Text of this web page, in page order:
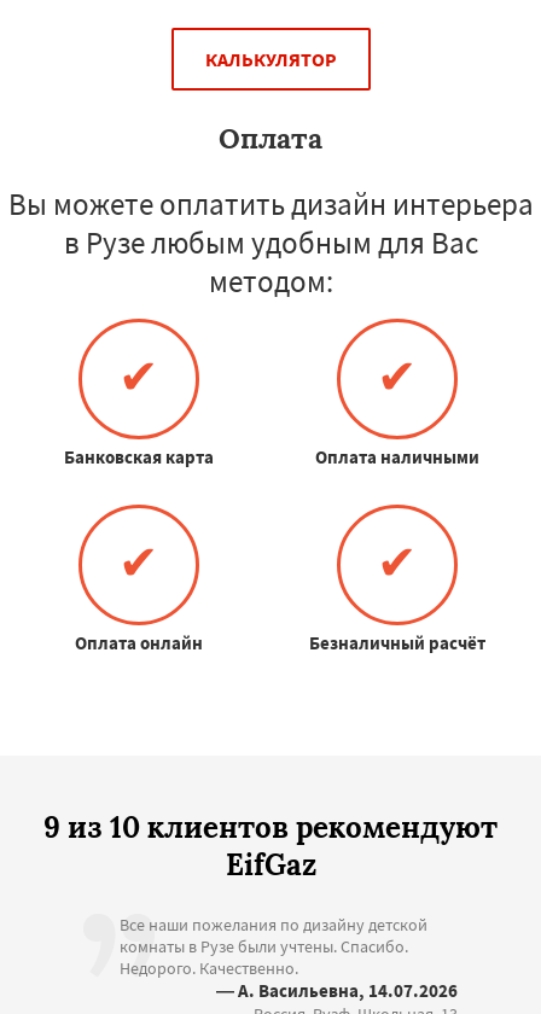
КАЛЬКУЛЯТОР
Оплата
Вы можете оплатить дизайн интерьера
в Рузе любым удобным для Вас
методом:
✔
Банковская карта
✔
Оплата наличными
✔
Оплата онлайн
✔
Безналичный расчёт
9 из 10 клиентов рекомендуют
EifGaz
Все наши пожелания по дизайну детской
комнаты в Рузе были учтены. Спасибо.
Недорого. Качественно.
— А. Васильевна, 14.07.2026